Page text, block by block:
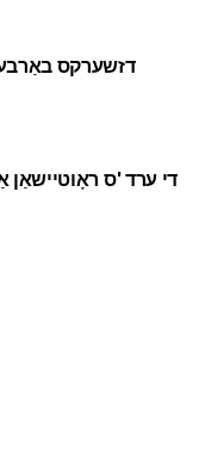
דזשערקס
די ערד 'ס ראָוטיישאַן